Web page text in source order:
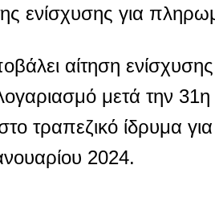
ενίσχυσης για
αίτηση
μετά την
τραπεζικό ίδρυμα
2024.